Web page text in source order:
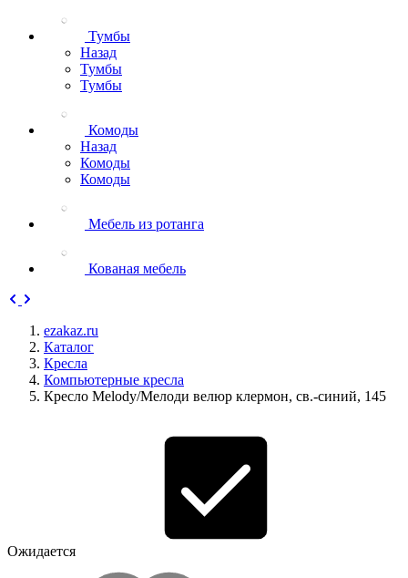
Тумбы
Назад
Тумбы
Тумбы
Комоды
Назад
Комоды
Комоды
Мебель из ротанга
Кованая мебель
ezakaz.ru
Каталог
Кресла
Компьютерные кресла
Кресло Melody/Мелоди велюр клермон, св.-синий, 145
Ожидается